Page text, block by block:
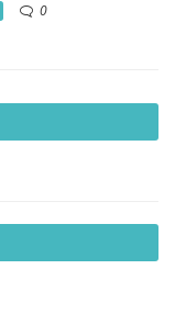
0